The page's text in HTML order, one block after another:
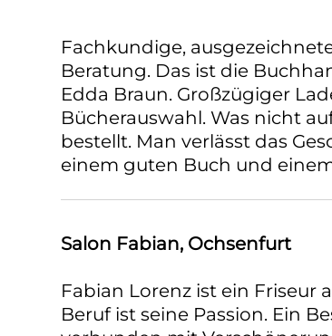
Fachkundige,
Beratung. Das ist die
Edda Braun. Großzügiger
Bücherauswahl. Was nicht
bestellt. Man verlässt das
einem guten Buch und
Salon Fabian, Ochsenfurt
Fabian Lorenz ist ein Friseur
Beruf ist seine Passion. Ein